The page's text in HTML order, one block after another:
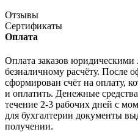
Отзывы
Сертификаты
Оплата
Оплата заказов
безналичному расчёту. После
сформирован счёт на оплату,
и оплатить. Денежные
течение 2-3 рабочих дней с
для бухгалтерии документы
получении.